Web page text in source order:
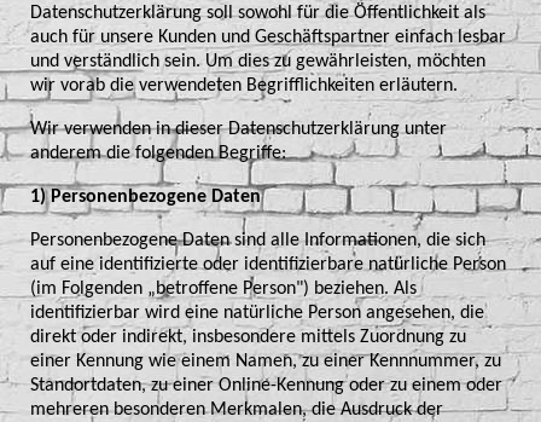
Datenschutzerklärung soll sowohl für die Öffentlichkeit als
auch für unsere Kunden und Geschäftspartner einfach lesbar
und verständlich sein. Um dies zu gewährleisten, möchten
wir vorab die verwendeten Begrifflichkeiten erläutern.
Wir verwenden in dieser Datenschutzerklärung unter
anderem die folgenden Begriffe:
1) Personenbezogene Daten
Personenbezogene Daten sind alle Informationen, die sich
auf eine identifizierte oder identifizierbare natürliche Person
(im Folgenden „betroffene Person") beziehen. Als
identifizierbar wird eine natürliche Person angesehen, die
direkt oder indirekt, insbesondere mittels Zuordnung zu
einer Kennung wie einem Namen, zu einer Kennnummer, zu
Standortdaten, zu einer Online-Kennung oder zu einem oder
mehreren besonderen Merkmalen, die Ausdruck der